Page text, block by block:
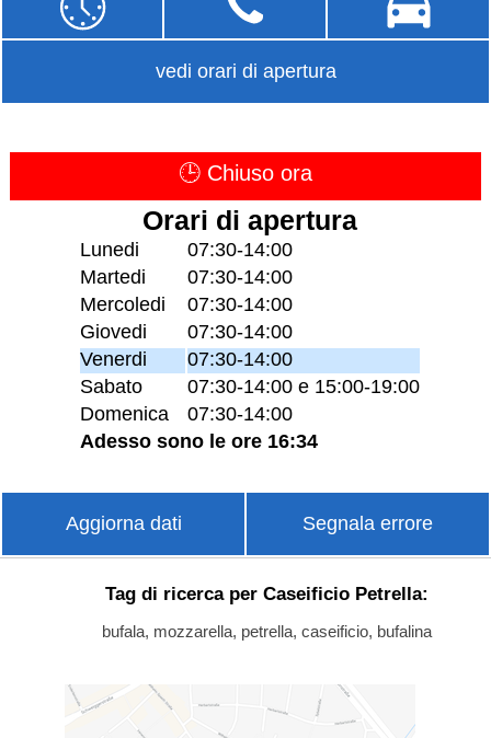
vedi orari di apertura
🕒 Chiuso ora
Orari di apertura
Lunedi
07:30-14:00
Martedi
07:30-14:00
Mercoledi
07:30-14:00
Giovedi
07:30-14:00
Venerdi
07:30-14:00
Sabato
07:30-14:00 e 15:00-19:00
Domenica
07:30-14:00
Adesso sono le ore 16:34
Aggiorna dati Segnala errore
Tag di ricerca per Caseificio Petrella:
bufala, mozzarella, petrella, caseificio, bufalina